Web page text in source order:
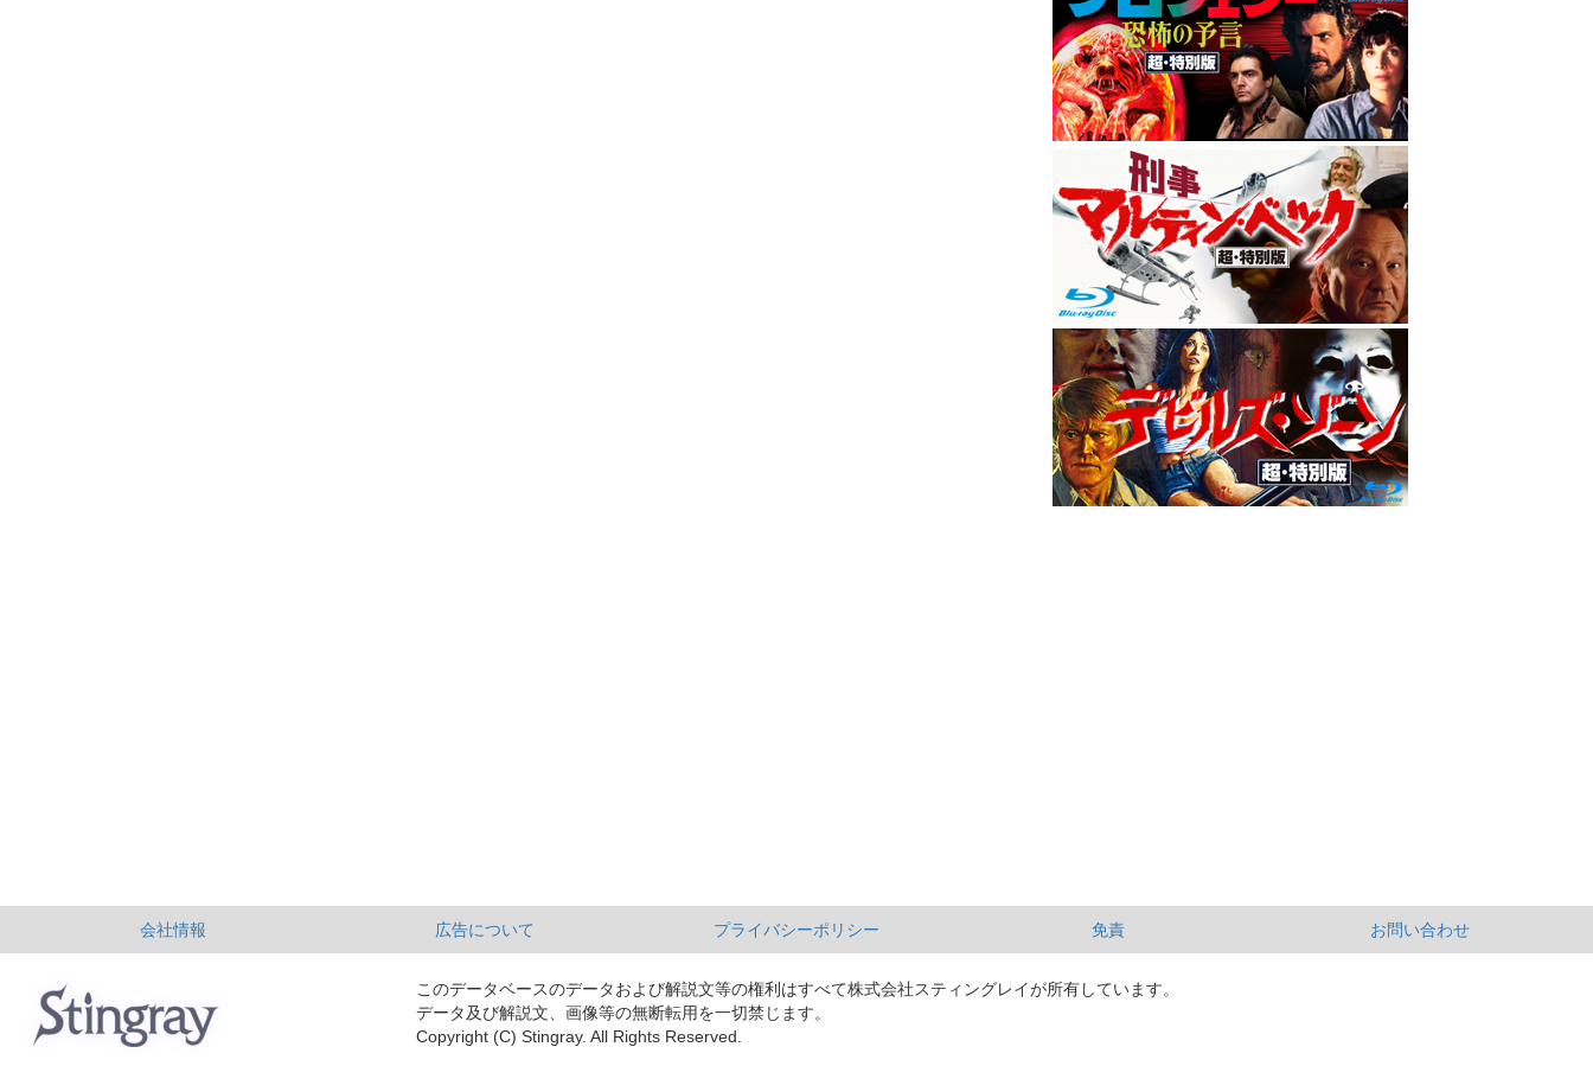
会社情報 広告について プライバシーポリシー 免責 お問い合わせ
このデータベースのデータおよび解説文等の権利はすべて株式会社スティングレイが所有しています。
データ及び解説文、画像等の無断転用を一切禁じます。
Copyright (C) Stingray. All Rights Reserved.